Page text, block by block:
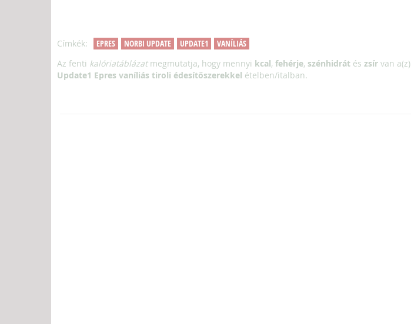
Címkék: EPRES NORBI UPDATE UPDATE1
VANÍLIÁS
Az fenti kalóriatáblázatmegmutatja, hogy mennyi kcal, fehérje, szénhidrát és zsír van a(z)
Update1 Epres vaníliás tiroli édesítőszerekkel ételben/italban.